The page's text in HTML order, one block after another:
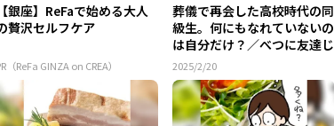
【銀座】ReFaで始める大人
贅沢セルフケア
（ReFa GINZA on CREA）
葬儀で再会した高校時代の同
級生。何にもなれていないの
は自分だけ？／べつに友達じ
ゃ...
2025/2/20